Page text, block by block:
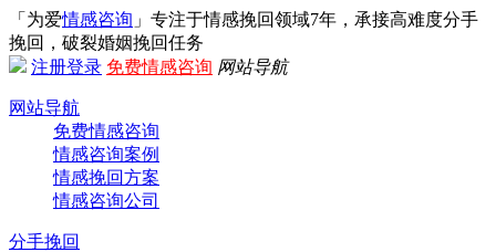
「为爱情感咨询 」专注于情感挽回领域7年，承接高难度分手
挽回，破裂婚姻挽回任务
注册登录 免费情感咨询 网站导航
网站导航
免费情感咨询
情感咨询案例
情感挽回方案
情感咨询公司
分手挽回